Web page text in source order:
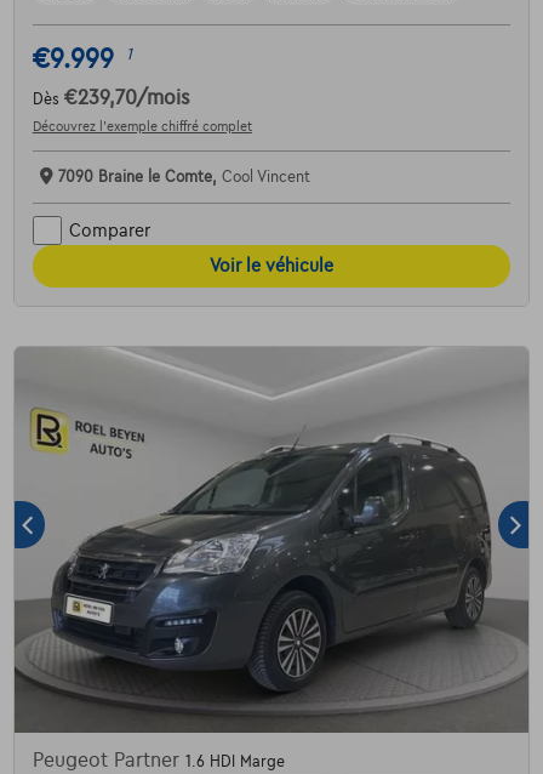
€9.999 1
Dès €239,70/mois
Découvrez l’exemple chiffré complet
7090 Braine le Comte, Cool Vincent
Comparer
Voir le véhicule
Peugeot Partner 1.6 HDI Marge